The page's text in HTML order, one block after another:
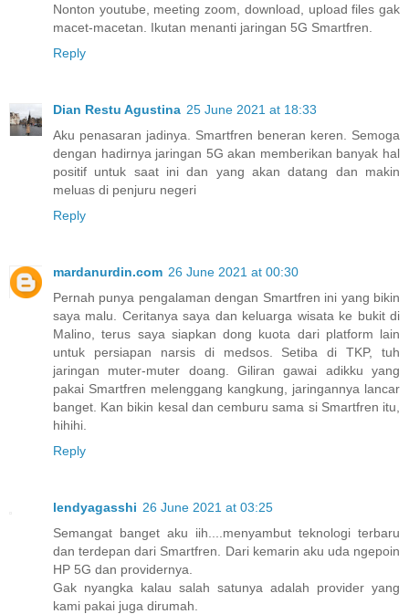
Nonton youtube, meeting zoom, download, upload files gak
macet-macetan. Ikutan menanti jaringan 5G Smartfren.
Reply
Dian Restu Agustina 25 June 2021 at 18:33
Aku penasaran jadinya. Smartfren beneran keren. Semoga
dengan hadirnya jaringan 5G akan memberikan banyak hal
positif untuk saat ini dan yang akan datang dan makin
meluas di penjuru negeri
Reply
mardanurdin.com 26 June 2021 at 00:30
Pernah punya pengalaman dengan Smartfren ini yang bikin
saya malu. Ceritanya saya dan keluarga wisata ke bukit di
Malino, terus saya siapkan dong kuota dari platform lain
untuk persiapan narsis di medsos. Setiba di TKP, tuh
jaringan muter-muter doang. Giliran gawai adikku yang
pakai Smartfren melenggang kangkung, jaringannya lancar
banget. Kan bikin kesal dan cemburu sama si Smartfren itu,
hihihi.
Reply
lendyagasshi 26 June 2021 at 03:25
Semangat banget aku iih....menyambut teknologi terbaru
dan terdepan dari Smartfren. Dari kemarin aku uda ngepoin
HP 5G dan providernya.
Gak nyangka kalau salah satunya adalah provider yang
kami pakai juga dirumah.